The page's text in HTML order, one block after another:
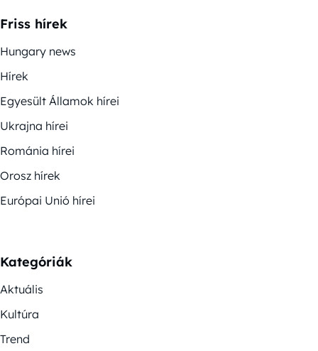
Friss hírek
Hungary news
Hírek
Egyesült Államok hírei
Ukrajna hírei
Románia hírei
Orosz hírek
Európai Unió hírei
Kategóriák
Aktuális
Kultúra
Trend